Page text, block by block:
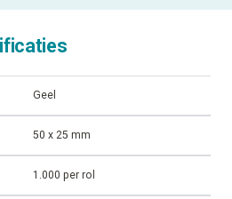
Geel
50 x 25 mm
1.000 per rol